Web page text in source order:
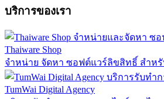
บริการของเรา
Thaiware Shop
จำหน่าย จัดหา ซอฟต์แวร์ลิขสิทธิ์ สำหรั
TumWai Digital Agency